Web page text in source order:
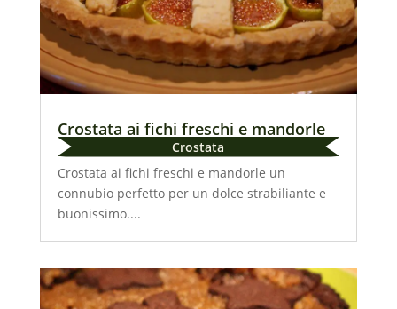
Crostata ai fichi freschi e mandorle
Crostata
Crostata ai fichi freschi e mandorle un
connubio perfetto per un dolce strabiliante e
buonissimo....